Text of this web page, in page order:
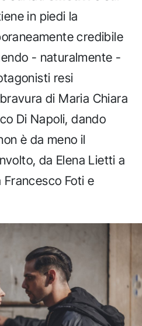
in piedi la
credibile
- naturalmente -
resi
di Maria Chiara
Di Napoli, dando
è da meno il
da Elena Lietti a
Francesco Foti e